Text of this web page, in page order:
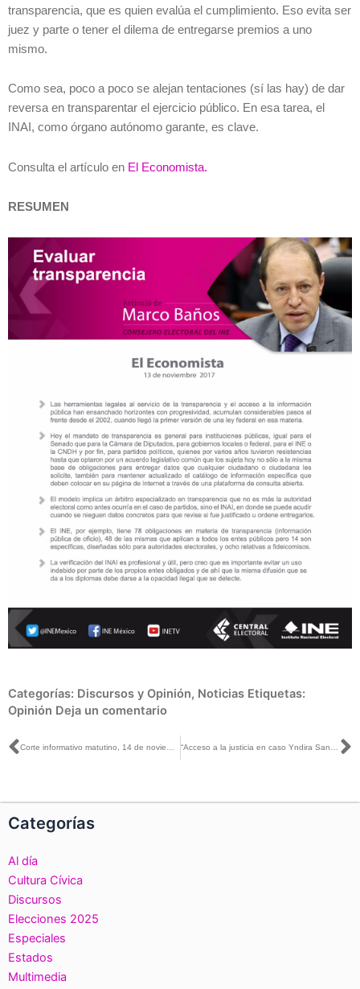
transparencia, que es quien evalúa el cumplimiento. Eso evita ser
juez y parte o tener el dilema de entregarse premios a uno
mismo.
Como sea, poco a poco se alejan tentaciones (sí las hay) de dar
reversa en transparentar el ejercicio público. En esa tarea, el
INAI, como órgano autónomo garante, es clave.
Consulta el artículo en El Economista.
RESUMEN
Categorías: Discursos y Opinión, Noticias Etiquetas:
Opinión Deja un comentario
Ant
Categorías
Al día
Cultura Cívica
Discursos
Elecciones 2025
Especiales
Estados
Multimedia